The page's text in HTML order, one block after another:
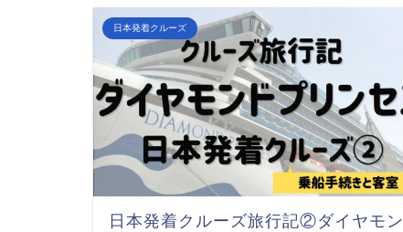
日本発着クルーズ
日本発着クルーズ旅行記②ダイヤモン